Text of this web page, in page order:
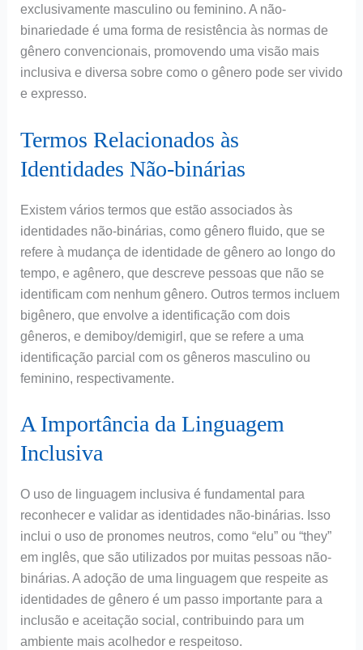
exclusivamente masculino ou feminino. A não-
binariedade é uma forma de resistência às normas de
gênero convencionais, promovendo uma visão mais
inclusiva e diversa sobre como o gênero pode ser vivido
e expresso.
Termos Relacionados às
Identidades Não-binárias
Existem vários termos que estão associados às
identidades não-binárias, como gênero fluido, que se
refere à mudança de identidade de gênero ao longo do
tempo, e agênero, que descreve pessoas que não se
identificam com nenhum gênero. Outros termos incluem
bigênero, que envolve a identificação com dois
gêneros, e demiboy/demigirl, que se refere a uma
identificação parcial com os gêneros masculino ou
feminino, respectivamente.
A Importância da Linguagem
Inclusiva
O uso de linguagem inclusiva é fundamental para
reconhecer e validar as identidades não-binárias. Isso
inclui o uso de pronomes neutros, como “elu” ou “they”
em inglês, que são utilizados por muitas pessoas não-
binárias. A adoção de uma linguagem que respeite as
identidades de gênero é um passo importante para a
inclusão e aceitação social, contribuindo para um
ambiente mais acolhedor e respeitoso.